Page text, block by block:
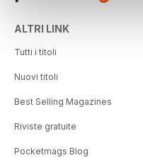
ALTRI LINK
Tutti i titoli
Nuovi titoli
Best Selling Magazines
Riviste gratuite
Pocketmags Blog